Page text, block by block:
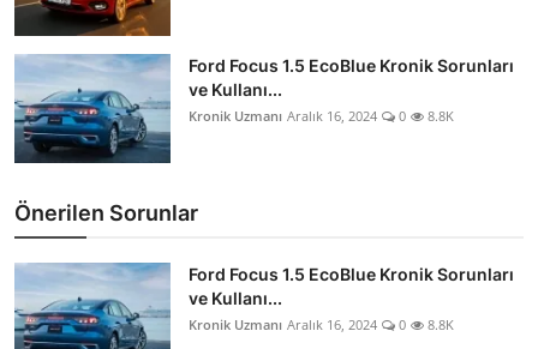
Ford Focus 1.5 EcoBlue Kronik Sorunları
ve Kullanı...
Kronik Uzmanı Aralık 16, 2024 0 8.8K
Önerilen Sorunlar
Ford Focus 1.5 EcoBlue Kronik Sorunları
ve Kullanı...
Kronik Uzmanı Aralık 16, 2024 0 8.8K